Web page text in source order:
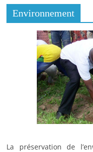
Environnement
La préservation de